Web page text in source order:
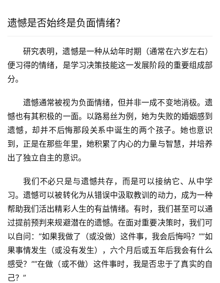
遗憾是否始终是负面情绪？
研究表明，遗憾是一种从幼年时期（通常在六岁左右）
便习得的情绪，是学习决策技能这一发展阶段的重要组成部
分。
遗憾通常被视为负面情绪，但并非一成不变地消极。遗
憾也有其积极的一面。以路易丝为例，她为失败的婚姻感到
遗憾，却并不后悔那段关系中诞生的两个孩子。她也意识
到，正是在那些年里，她积累了内心的力量与智慧，并培养
出了独立自主的意识。
我们不必只是与遗憾共存，而是可以接纳它、从中学
习。遗憾可以被转化为从错误中汲取教训的动力，成为一种
帮助我们活出精彩人生的有益情绪。有时，我们甚至可以通
过提前预判来规避潜在的遗憾。在面对重要决策时，我们可
以自问：”如果我做了（或没做）这件事，我会后悔吗？””如
果事情发生（或没有发生），六个月后或五年后我会有什么
感受？””在做（或不做）这件事时，我是否忠于了真实的自
己？”